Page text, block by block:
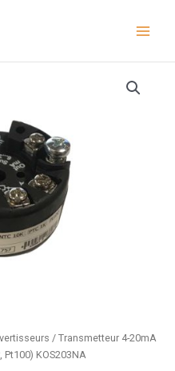
/ Transmetteur 4-20mA
Pt100) KOS203NA